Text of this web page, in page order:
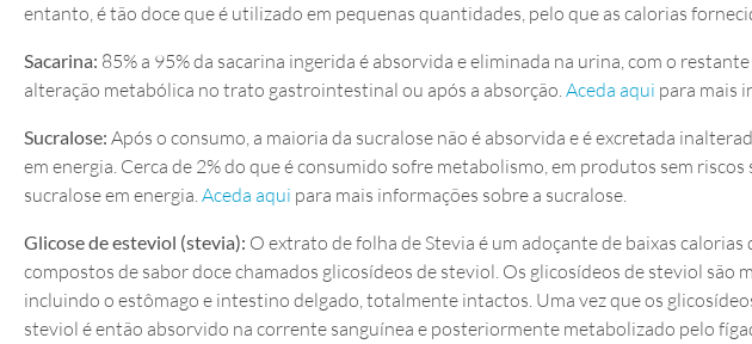
entanto, é tão doce que é utilizado em pequenas quantidades, pelo que as calorias
Sacarina: 85% a 95% da sacarina ingerida é absorvida e eliminada na urina, com o
alteração metabólica no trato gastrointestinal ou após a absorção.Aceda aqui para mais
Sucralose: Após o consumo, a maioria da sucralose não é absorvida e é excretada
em energia. Cerca de 2% do que é consumido sofre metabolismo, em produtos sem
sucralose em energia.Aceda aqui para mais informações sobre a sucralose.
Glicose de esteviol (stevia): O extrato de folha de Stevia é um adoçante de baixas
compostos de sabor doce chamados glicosídeos de steviol. Os glicosídeos de steviol
incluindo o estômago e intestino delgado, totalmente intactos. Uma vez que os
steviol é então absorvido na corrente sanguínea e posteriormente metabolizado pelo